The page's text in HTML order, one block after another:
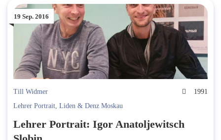
19 Sep. 2016
Till Widmer
1991
Lehrer Portrait, Liden & Denz Moskau
Lehrer Portrait: Igor Anatoljewitsch